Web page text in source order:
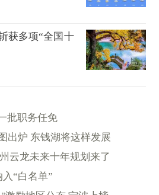
获多项“全国十
批职务任免
出炉 东钱湖将这样发展
云龙未来十年规划来了
“白名单”